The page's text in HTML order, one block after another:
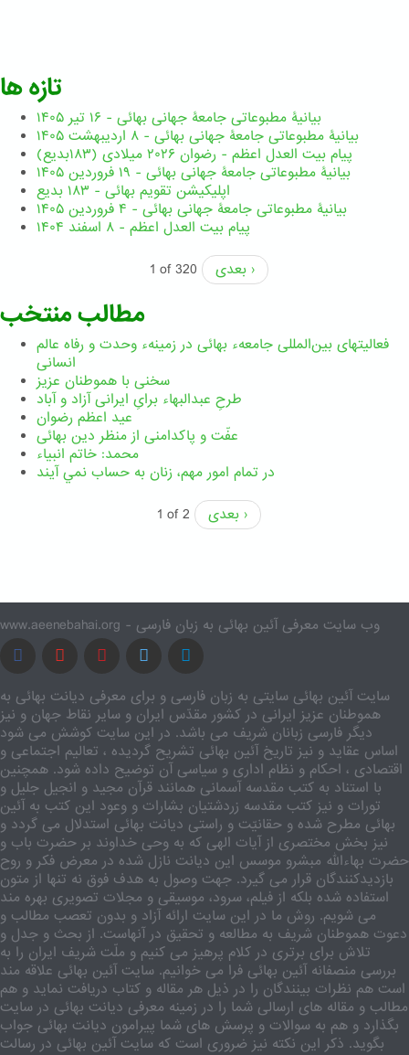
تازه ها
بیانیۀ مطبوعاتی جامعۀ جهانی بهائی - ۱۶ تیر ۱۴۰۵
بیانیۀ مطبوعاتی جامعۀ جهانی بهائی - ۸ اردیبهشت ۱۴۰۵
پیام بیت العدل اعظم - رضوان ۲۰۲۶ میلادی (۱۸۳بدیع)
بیانیۀ مطبوعاتی جامعۀ جهانی بهائی - ۱۹ فروردین ۱۴۰۵
اپلیکیشن تقویم بهائی - ۱۸۳ بدیع
بیانیۀ مطبوعاتی جامعۀ جهانی بهائی - ۴ فروردین ۱۴۰۵
پیام بیت العدل اعظم - ۸ اسفند ۱۴۰۴
1 of 320
بعدی ›
مطالب منتخب
فعالیتهای بین‌المللی جامعهء بهائی در زمینهء وحدت و رفاه عالم
انسانی
سخنی با هموطنان عزیز
طرحِ عبدالبهاء برایِ ایرانی آزاد و آباد
عید اعظم رضوان
عفّت و پاکدامنی از منظر دین بهائی
محمد: خاتم انبیاء
در تمام امور مهم،‌ زنان به حساب نمي آيند
1 of 2
بعدی ›
www.aeenebahai.org - وب سایت معرفی آئین بهائی به زبان فارسی
سایت آئین بهائی سایتی به زبان فارسی و برای معرفی دیانت بهائی به
هموطنان عزیز ایرانی در کشور مقدّس ایران و سایر نقاط جهان و نیز
دیگر فارسی زبانان شریف می باشد. در این سایت کوشش می شود
اساس عقاید و نیز تاریخ آئین بهائی تشریح گردیده ، تعالیم اجتماعی و
اقتصادی ، احکام و نظام اداری و سیاسی آن توضیح داده شود. همچنین
با استناد به کتب مقدسه آسمانی همانند قرآن مجید و انجیل جلیل و
تورات و نیز کتب مقدسه زردشتیان بشارات و وعود این کتب به آئین
بهائی مطرح شده و حقانیّت و راستی دیانت بهائی استدلال می گردد و
نیز بخش مختصری از آیات الهی که به وحی خداوند بر حضرت باب و
حضرت بهاءالله مبشرو موسس این دیانت نازل شده در معرض فکر و روح
بازدیدکنندگان قرار می گیرد. جهت وصول به هدف فوق نه تنها از متون
استفاده شده بلکه از فیلم، سرود، موسیقی و مجلات تصویری بهره مند
می شویم. روش ما در این سایت ارائه آزاد و بدون تعصب مطالب و
دعوت هموطنان شریف به مطالعه و تحقیق در آنهاست. از بحث و جدل و
تلاش برای برتری در کلام پرهیز می کنیم و ملّت شریف ایران را به
بررسی منصفانه آئین بهائی فرا می خوانیم. سایت آئین بهائی علاقه مند
است هم نظرات بینندگان را در ذیل هر مقاله و کتاب دریافت نماید و هم
مطالب و مقاله های ارسالی شما را در زمینه معرفی دیانت بهائی در سایت
بگذارد و هم به سوالات و پرسش های شما پیرامون دیانت بهائی جواب
بگوید. ذکر این نکته نیز ضروری است که سایت آئین بهائی در رسالت